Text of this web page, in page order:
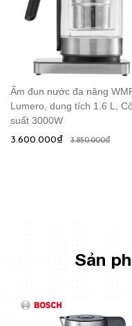
Ấm đun nước đa năng
Lumero, dung tích 1.6 L,
suất 3000W
3.600.000₫ 3.850.000₫
Sản